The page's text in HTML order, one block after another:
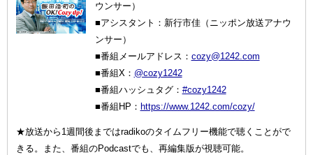
ウンサー）
■アシスタント：新行市佳（ニッポン放送アナウ
ンサー）
■番組メールアドレス： cozy@1242.com
■番組X： @cozy1242
■番組ハッシュタグ： #cozy1242
■番組HP： https://www.1242.com/cozy/
★放送から1週間後まではradikoのタイムフリー機能で聴くことがで
きる。また、番組のPodcastでも、再編集版が視聴可能。